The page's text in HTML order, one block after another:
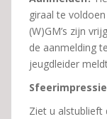
giraal te
(W)GM’s zijn
de aanmelding
jeugdleider
Ziet u alstublieft